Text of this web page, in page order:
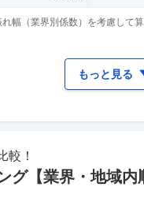
幅（業界別係数）を考慮して算
もっと見る
較！
グ【業界 ・地域内